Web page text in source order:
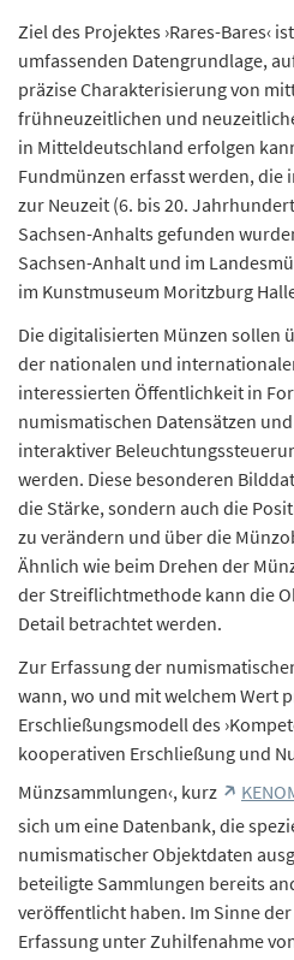
Ziel des Projektes ›Rares-Bares‹
umfassenden Datengrundlage,
präzise Charakterisierung von
frühneuzeitlichen und
in Mitteldeutschland erfolgen
Fundmünzen erfasst werden, die
zur Neuzeit (6. bis 20.
Sachsen-Anhalts gefunden
Sachsen-Anhalt und im
im Kunstmuseum Moritzburg
Die digitalisierten Münzen sollen
der nationalen und
interessierten Öffentlichkeit in
numismatischen Datensätzen
interaktiver
werden. Diese besonderen
die Stärke, sondern auch die
zu verändern und über die
Ähnlich wie beim Drehen der
der Streiflichtmethode kann die
Detail betrachtet werden.
Zur Erfassung der
wann, wo und mit welchem Wert
Erschließungsmodell des
kooperativen Erschließung und
Münzsammlungen‹, kurz
sich um eine Datenbank, die
numismatischer Objektdaten
beteiligte Sammlungen bereits
veröffentlicht haben. Im Sinne
Erfassung unter Zuhilfenahme